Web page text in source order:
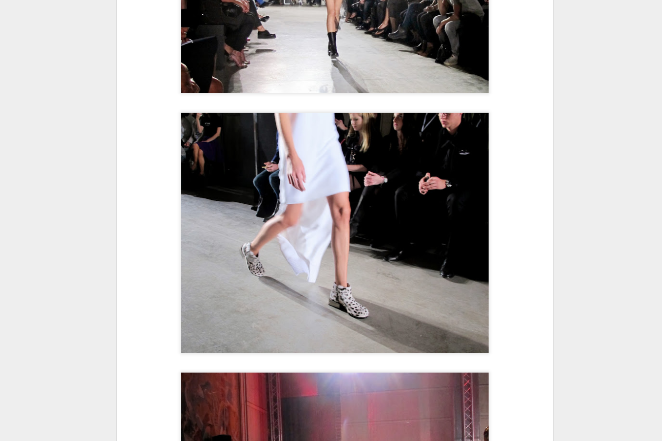
you save time of unpacking and repacking during your holidays or
work trips. I tend to travel with a cabin size luggage for most of my
summer trips and now I become stressed even when I accidentally put
an extra piece in my luggage and bring it back home unworn lol. Here
are my tips for traveling light, packing light and feeling light...
NOV Sonbahar Makyajı
kahverengi bir doğa ile iyice belli etti. Bende hala Eylül başındaki
Göcek tatilimden kalan tatlı bir bronzluk mevcut. Bundan dolayı, kış
makyajımda sevdiğim beyaz ten kırmızı/bordo dudaklara geçmeden
önce, bronz ve doğal tonlarda makyajlarla bu mevsimin tadını
çıkarıyorum. Siz de buna benzer bir makyaj yapmak isterseniz,
kullandığım ürünlere mutlaka göz atın :)
SEP Bougatsa - Selanik Böreği
Benim gibi farklı tatlara düşkün, her gördüğünü tadıp evde
yapmadan duramayan biri için Bougatsa'yı yani Selanik Böreğini
bu yaza kadar denememiş olmak gerçekten çok ilginç; Selanik'e gittiğim
de düşünülürse. Bu efsane lezzeti aslında Yunanistan'da kahvaltıda
yemekmiş adet ancak bence yemek sonrası için de müthiş bir tatlı. İşin
içine baklava hamuru girince yaklaşık 20 tarif okudum izledim ve
sonunda her zamanki gibi kendi tarifimi yazdım, yaptım ve sonuç
inanılmaz başarılı oldu. Elbette bir sonraki bougatsam daha iyi olacak
bundan dolayı size verdiğim tarif, benim yaptığımın iyileştirilmiş
versiyonu. Şimdiden afiyet olsun.
Weekends at Home
Weekends of summer, for me, had been about traveling
somewhere close by to enjoy beach and time away from city life
in the past years. This summer however, due to my hectic travel
concentrating in my job in family business, as of end July. Last week
was a full week holiday in Turkey and then was the first time traveling in
whole August for me and I must say despite having enjoyed it so much,
I also felt very exhausted… That's probably because I got used to
chilling at home during the weekends in August. Now a new long
weekend has arrived and it is the perfect timing as I needed a holiday at
home after a holiday abroad :) If you also spend the weekends at home
lately, here are my tips for having fun during the relaxing off days.
AUG Summer Makeup with Rihanna's Fenty